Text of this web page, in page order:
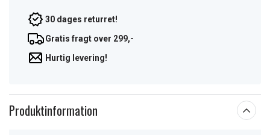
30 dages returret!
Gratis fragt over 299,-
Hurtig levering!
Produktinformation